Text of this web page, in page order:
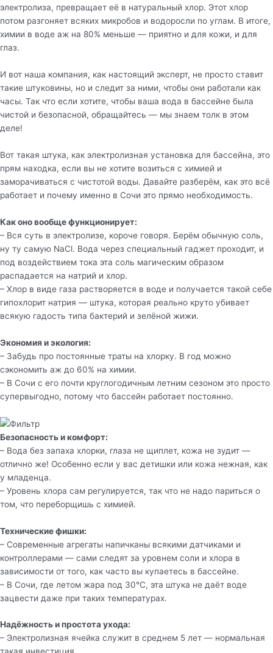
электролиза, превращает её в натуральный хлор. Этот хлор
потом разгоняет всяких микробов и водоросли по углам. В итоге,
химии в воде аж на 80% меньше — приятно и для кожи, и для
глаз.
И вот наша компания, как настоящий эксперт, не просто ставит
такие штуковины, но и следит за ними, чтобы они работали как
часы. Так что если хотите, чтобы ваша вода в бассейне была
чистой и безопасной, обращайтесь — мы знаем толк в этом
деле!
Вот такая штука, как электролизная установка для бассейна, это
прям находка, если вы не хотите возиться с химией и
заморачиваться с чистотой воды. Давайте разберём, как это всё
работает и почему именно в Сочи это прямо необходимость.
Как оно вообще функционирует:
– Вся суть в электролизе, короче говоря. Берём обычную соль,
ну ту самую NaCl. Вода через специальный гаджет проходит, и
под воздействием тока эта соль магическим образом
распадается на натрий и хлор.
– Хлор в виде газа растворяется в воде и получается такой себе
гипохлорит натрия — штука, которая реально круто убивает
всякую гадость типа бактерий и зелёной жижи.
Экономия и экология:
– Забудь про постоянные траты на хлорку. В год можно
сэкономить аж до 60% на химии.
– В Сочи с его почти круглогодичным летним сезоном это просто
супервыгодно, потому что бассейн работает постоянно.
Безопасность и комфорт:
– Вода без запаха хлорки, глаза не щиплет, кожа не зудит —
отлично же! Особенно если у вас детишки или кожа нежная, как
у младенца.
– Уровень хлора сам регулируется, так что не надо париться о
том, что переборщишь с химией.
Технические фишки:
– Современные агрегаты напичканы всякими датчиками и
контроллерами — сами следят за уровнем соли и хлора в
зависимости от того, как часто вы купаетесь в бассейне.
– В Сочи, где летом жара под 30°C, эта штука не даёт воде
зацвести даже при таких температурах.
Надёжность и простота ухода:
– Электролизная ячейка служит в среднем 5 лет — нормальная